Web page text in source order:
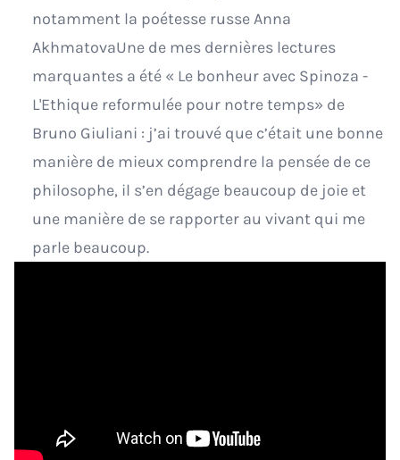
notamment la poétesse russe Anna
AkhmatovaUne de mes dernières lectures
marquantes a été « Le bonheur avec Spinoza -
L'Ethique reformulée pour notre temps» de
Bruno Giuliani : j’ai trouvé que c’était une bonne
manière de mieux comprendre la pensée de ce
philosophe, il s’en dégage beaucoup de joie et
une manière de se rapporter au vivant qui me
parle beaucoup.